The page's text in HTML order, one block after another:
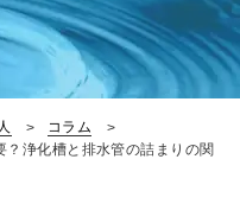
コラム
浄化槽と排水管の詰まりの関